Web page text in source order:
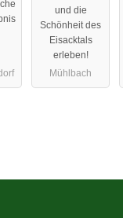
und die
Schönheit des
Eisacktals
erleben!
Mühlbach